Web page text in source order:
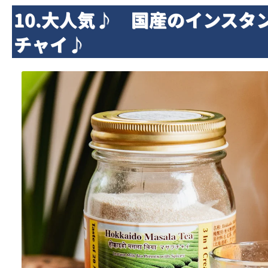
10.大人気♪ 国産のインスタ
チャイ♪